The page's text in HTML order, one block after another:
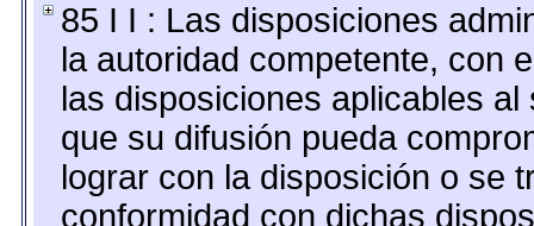
85 I I : Las disposiciones
la autoridad competente, con
las disposiciones aplicables
que su difusión pueda
lograr con la disposición o se
conformidad con dichas